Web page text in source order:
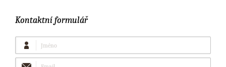
Kontaktní formulář
Jméno
Email